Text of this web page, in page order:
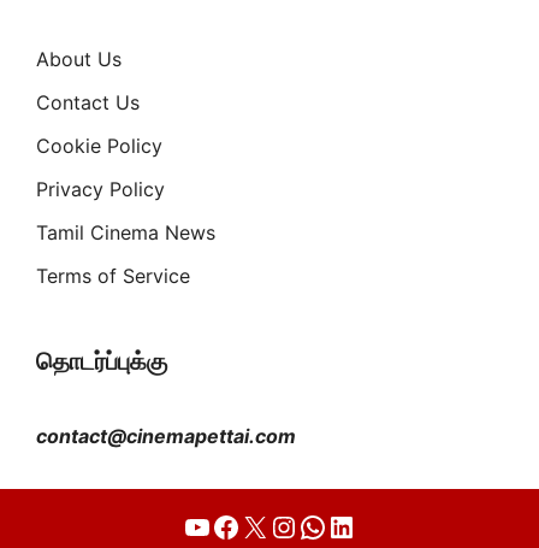
About Us
Contact Us
Cookie Policy
Privacy Policy
Tamil Cinema News
Terms of Service
தொடர்ப்புக்கு
contact@cinemapettai.com
YouTube
Facebook
X Instagram
WhatsApp
LinkedIn